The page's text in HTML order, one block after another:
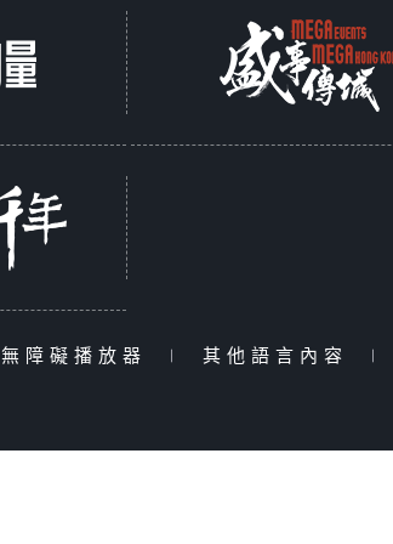
無障礙播放器 | 其他語言內容 |